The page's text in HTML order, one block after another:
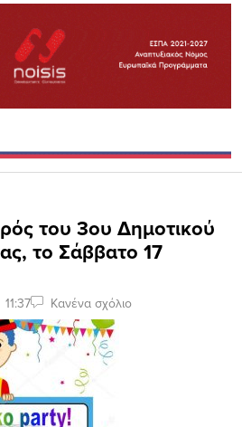
του 3ου Δημοτικού
το Σάββατο 17
11:37 Κανένα σχόλιο